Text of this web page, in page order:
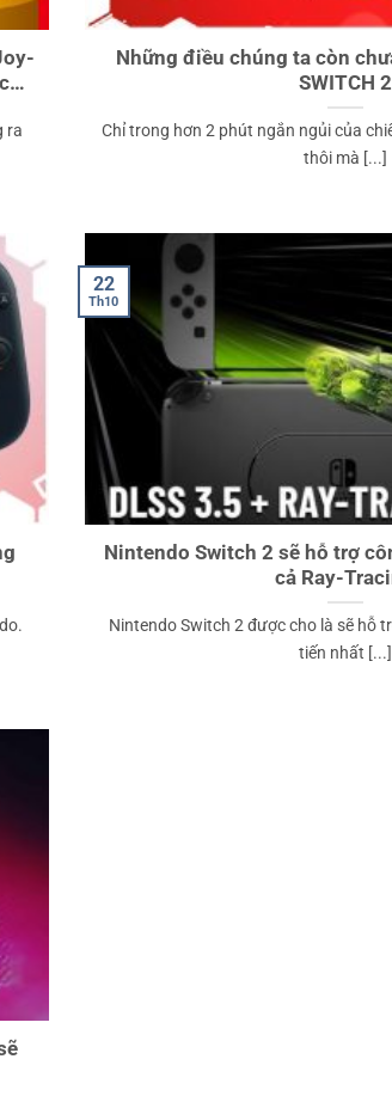
ra
Những điều chúng ta còn
SWITCH 2
Chỉ trong hơn 2 phút ngắn ngủi của
thôi mà [...]
Nintendo Switch 2 sẽ hỗ trợ
cả Ray-
Nintendo Switch 2 được cho là sẽ hỗ
tiến nhất [...]
22
Th10